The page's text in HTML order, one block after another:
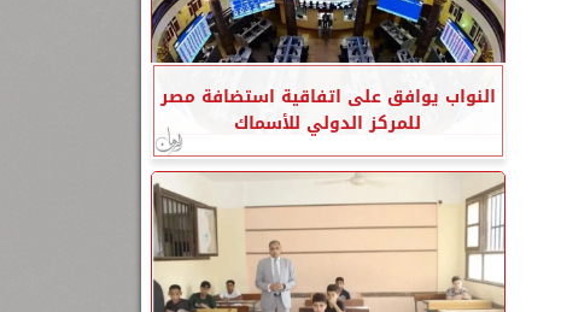
النواب يوافق على اتفاقية استضافة مصر
للمركز الدولي للأسماك